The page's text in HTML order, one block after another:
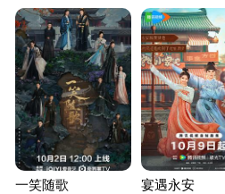
一笑随歌 宴遇永安